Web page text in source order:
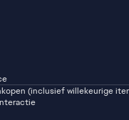
(inclusief willekeurige